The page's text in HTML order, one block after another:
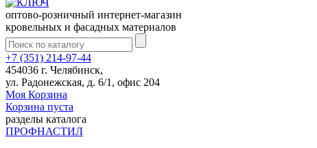
оптово-розничный интернет-магазин
кровельных и фасадных материалов
+7 (351) 214-97-44
454036 г. Челябинск,
ул. Радонежская, д. 6/1, офис 204
Моя Корзина
Корзина пуста
разделы каталога
ПРОФНАСТИЛ